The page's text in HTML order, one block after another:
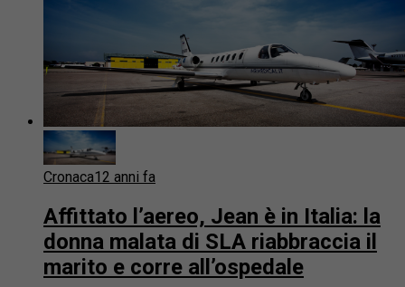
Cronaca12 anni fa
Affittato l’aereo, Jean è in Italia: la
donna malata di SLA riabbraccia il
marito e corre all’ospedale